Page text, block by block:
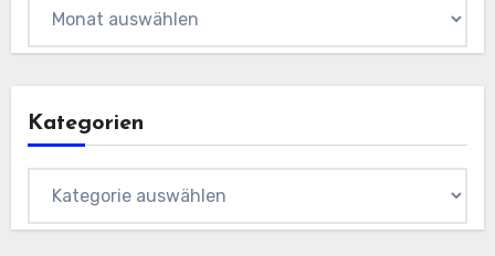
Kategorien